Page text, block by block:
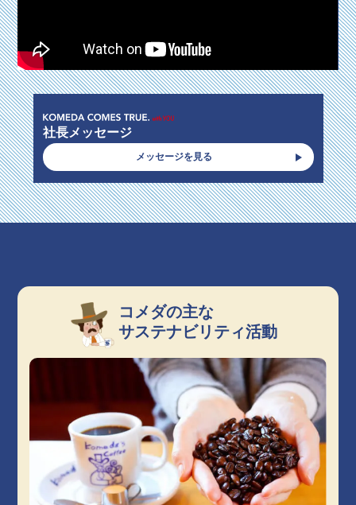
社長メッセージ
メッセージを見る
コメダの主な
サステナビリティ活動